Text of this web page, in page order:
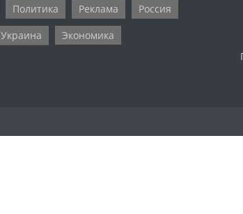
Политика Реклама
Россия
Украина
Экономика